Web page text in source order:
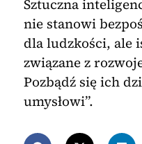
Sztuczna
nie stanowi
dla ludzkości, ale
związane z
Pozbądź się ich
umysłowi”.